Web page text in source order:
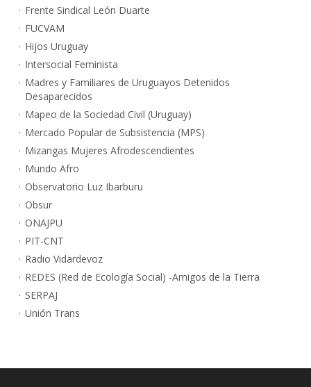
Frente Sindical León Duarte
FUCVAM
Hijos Uruguay
Intersocial Feminista
Madres y Familiares de Uruguayos Detenidos
Desaparecidos
Mapeo de la Sociedad Civil (Uruguay)
Mercado Popular de Subsistencia (MPS)
Mizangas Mujeres Afrodescendientes
Mundo Afro
Observatorio Luz Ibarburu
Obsur
ONAJPU
PIT-CNT
Radio Vidardevoz
REDES (Red de Ecología Social) -Amigos de la Tierra
SERPAJ
Unión Trans